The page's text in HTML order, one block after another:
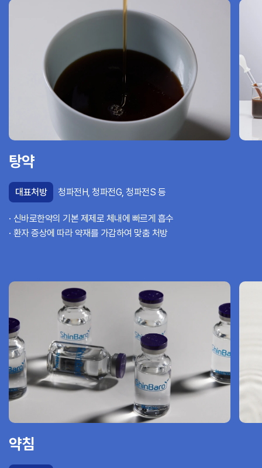
탕약
대표처방 청파전H, 청파전G, 청파전S 등
신바로한약의 기본 제제로 체내에 빠르게 흡수
환자 증상에 따라 약재를 가감하여 맞춤 처방
약침